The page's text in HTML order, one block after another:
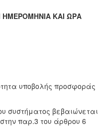
ΗΜΕΡΟΜΗΝΙΑ ΚΑΙ ΩΡΑ
υποβολής προσφοράς
συστήματος βεβαιώνεται
παρ.3 του άρθρου 6